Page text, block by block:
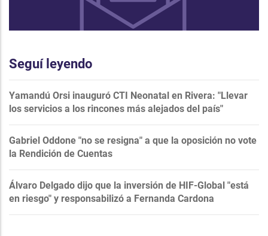
Seguí leyendo
Yamandú Orsi inauguró CTI Neonatal en Rivera: "Llevar
los servicios a los rincones más alejados del país"
Gabriel Oddone "no se resigna" a que la oposición no vote
la Rendición de Cuentas
Álvaro Delgado dijo que la inversión de HIF-Global "está
en riesgo" y responsabilizó a Fernanda Cardona